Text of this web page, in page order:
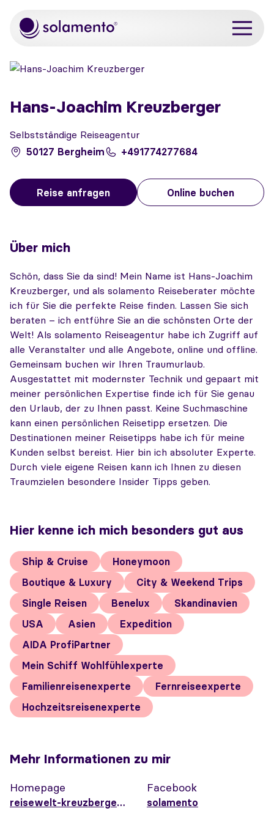
Hans-Joachim Kreuzberger
Selbstständige Reiseagentur
50127 Bergheim
+491774277684
Reise anfragen Online buchen
Über mich
Schön, dass Sie da sind! Mein Name ist Hans-Joachim
Kreuzberger, und als solamento Reiseberater möchte
ich für Sie die perfekte Reise finden. Lassen Sie sich
beraten – ich entführe Sie an die schönsten Orte der
Welt! Als solamento Reiseagentur habe ich Zugriff auf
alle Veranstalter und alle Angebote, online und offline.
Gemeinsam buchen wir Ihren Traumurlaub.
Ausgestattet mit modernster Technik und gepaart mit
meiner persönlichen Expertise finde ich für Sie genau
den Urlaub, der zu Ihnen passt. Keine Suchmaschine
kann einen persönlichen Reisetipp ersetzen. Die
Destinationen meiner Reisetipps habe ich für meine
Kunden selbst bereist. Hier bin ich absoluter Experte.
Durch viele eigene Reisen kann ich Ihnen zu diesen
Traumzielen besondere Insider Tipps geben.
Hier kenne ich mich besonders gut aus
Ship & Cruise
Honeymoon
Boutique & Luxury
City & Weekend Trips
Single Reisen
Benelux
Skandinavien
USA
Asien
Expedition
AIDA ProfiPartner
Mein Schiff Wohlfühlexperte
Familienreisenexperte
Fernreiseexperte
Hochzeitsreisenexperte
Mehr Informationen zu mir
Homepage
reisewelt-kreuzberger.de
Facebook
solamento